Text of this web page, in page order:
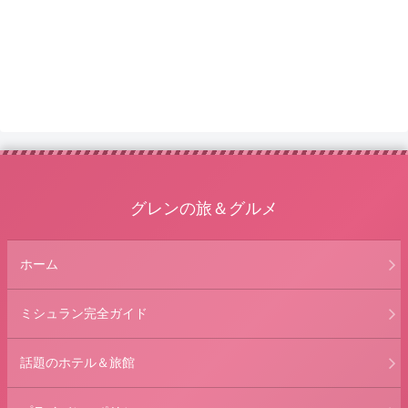
グレンの旅＆グルメ
ホーム
ミシュラン完全ガイド
話題のホテル＆旅館